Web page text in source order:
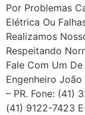
Por Problemas
Elétrica Ou
Realizamos
Respeitando
Fale Com Um
Engenheiro João
– PR. Fone: (41)
(41) 9122-7423